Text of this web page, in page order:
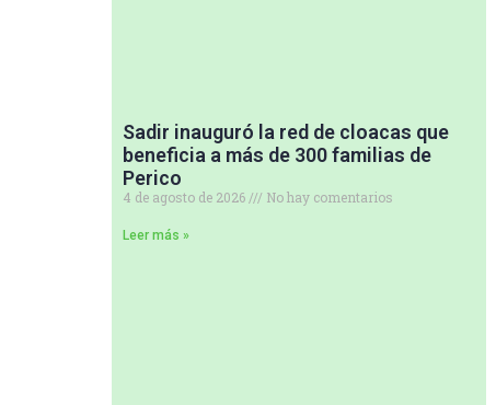
Sadir inauguró la red de cloacas que
beneficia a más de 300 familias de
Perico
4 de agosto de 2026 No hay comentarios
Leer más »